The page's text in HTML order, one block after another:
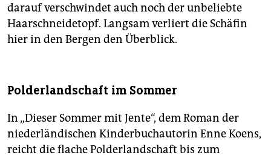
darauf verschwindet auch noch der unbeliebte
Haarschneidetopf. Langsam verliert die Schäfin
hier in den Bergen den Überblick.
Polderlandschaft im Sommer
In „Dieser Sommer mit Jente“, dem Roman der
niederländischen Kinderbuchautorin Enne Koens,
reicht die flache Polderlandschaft bis zum